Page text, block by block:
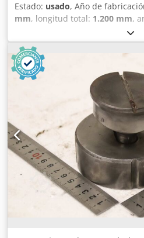
Estado: usado, Año de
mm, longitud total: 1.200 mm,
Crema Peso en vacío: 750 kg
fabricación: 1998 -
Marcado CE: Sí - Certificado CE:
84915 - Control: Convencional -
transporte: 1200 mm x 110 mm x
de transporte [kg]: 750 kg -
transporte [uds.]: 1 Cedpfx
financiera IVA: El precio indicado
IVA/régimen de recargo: IVA
Entrega y aceptación de
cualquier momento para todos
industrial Lukas van Rossum